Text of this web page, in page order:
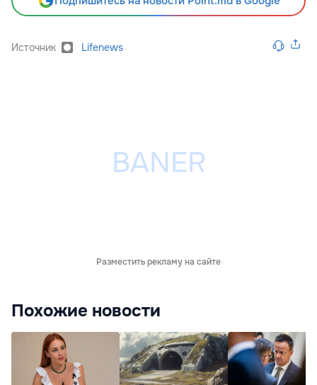
Источник Lifenews
Разместить рекламу на сайте
Похожие новости